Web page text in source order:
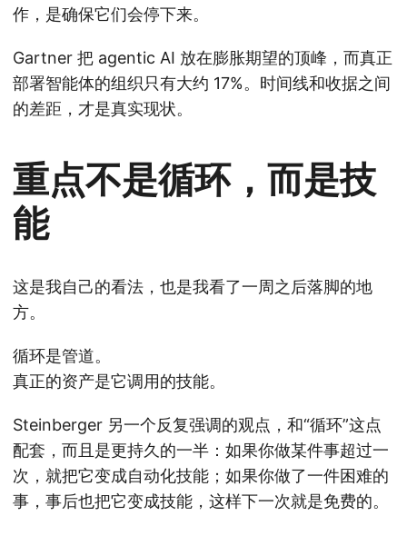
作，是确保它们会停下来。
Gartner 把 agentic AI 放在膨胀期望的顶峰，而真正
部署智能体的组织只有大约 17%。时间线和收据之间
的差距，才是真实现状。
重点不是循环，而是技
能
这是我自己的看法，也是我看了一周之后落脚的地
方。
循环是管道。
真正的资产是它调用的技能。
Steinberger 另一个反复强调的观点，和“循环”这点
配套，而且是更持久的一半：如果你做某件事超过一
次，就把它变成自动化技能；如果你做了一件困难的
事，事后也把它变成技能，这样下一次就是免费的。